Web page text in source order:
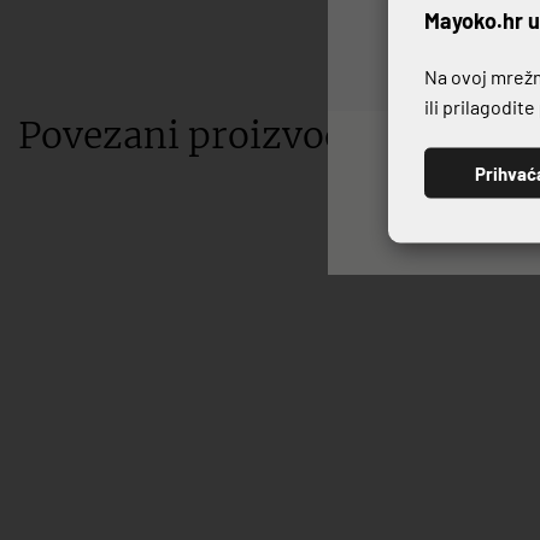
Povezani proizvodi
Mayoko.hr
Na ovoj
ili prilagodite